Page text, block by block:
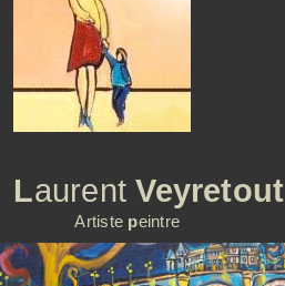
LaurentVeyretout
Artiste peintre